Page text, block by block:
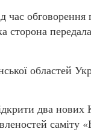
обговорення
сторона
областей
два
саміту